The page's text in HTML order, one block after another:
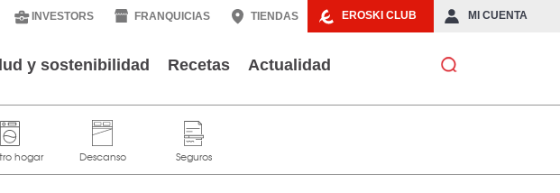
EROSKI CLUB MI CUENTA
INVESTORS FRANQUICIAS TIENDAS
y sostenibilidad Recetas Actualidad